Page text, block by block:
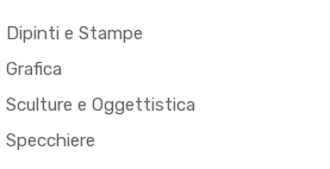
Dipinti e Stampe
Grafica
Sculture e Oggettistica
Specchiere